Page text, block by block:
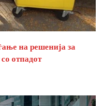
на решенија за
отпадот